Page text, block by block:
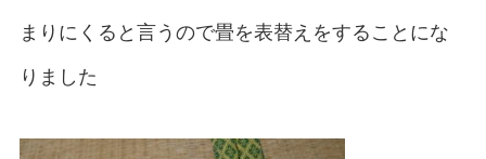
まりにくると言うので畳を表替えをすることにな
りました